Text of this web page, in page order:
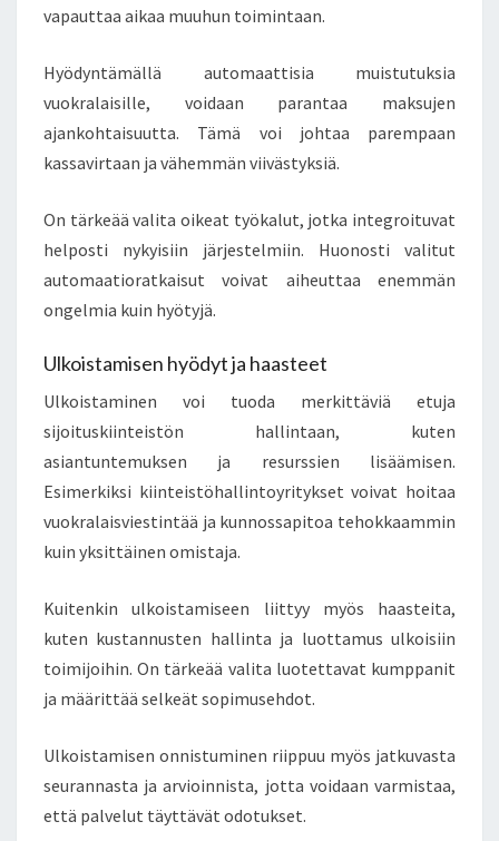
vapauttaa aikaa muuhun toimintaan.
Hyödyntämällä automaattisia muistutuksia
vuokralaisille, voidaan parantaa maksujen
ajankohtaisuutta. Tämä voi johtaa parempaan
kassavirtaan ja vähemmän viivästyksiä.
On tärkeää valita oikeat työkalut, jotka integroituvat
helposti nykyisiin järjestelmiin. Huonosti valitut
automaatioratkaisut voivat aiheuttaa enemmän
ongelmia kuin hyötyjä.
Ulkoistamisen hyödyt ja haasteet
Ulkoistaminen voi tuoda merkittäviä etuja
sijoituskiinteistön hallintaan, kuten
asiantuntemuksen ja resurssien lisäämisen.
Esimerkiksi kiinteistöhallintoyritykset voivat hoitaa
vuokralaisviestintää ja kunnossapitoa tehokkaammin
kuin yksittäinen omistaja.
Kuitenkin ulkoistamiseen liittyy myös haasteita,
kuten kustannusten hallinta ja luottamus ulkoisiin
toimijoihin. On tärkeää valita luotettavat kumppanit
ja määrittää selkeät sopimusehdot.
Ulkoistamisen onnistuminen riippuu myös jatkuvasta
seurannasta ja arvioinnista, jotta voidaan varmistaa,
että palvelut täyttävät odotukset.